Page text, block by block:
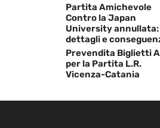
Partita Amichevole
Contro la Japan
University annullata:
dettagli e
Prevendita Biglietti
per la Partita L.R.
Vicenza-Catania